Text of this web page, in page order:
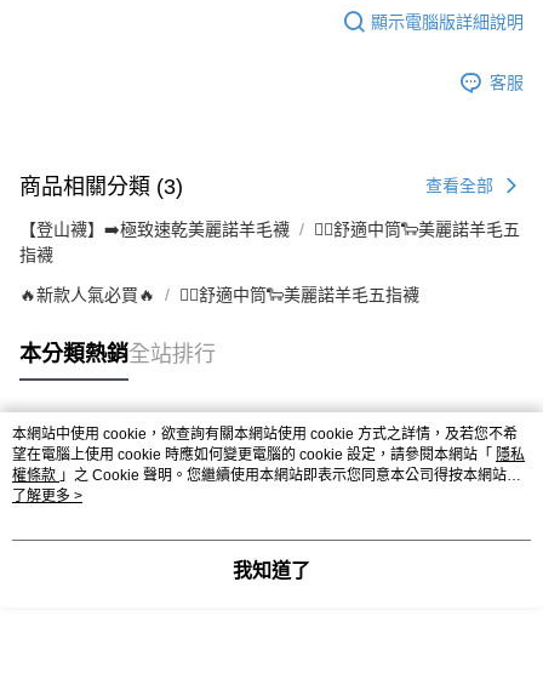
顯示電腦版詳細說明
客服
商品相關分類 (3) 查看全部
【登山襪】➡️極致速乾美麗諾羊毛襪
👉🏻舒適中筒🐑美麗諾羊毛五
指襪
🔥新款人氣必買🔥 👉🏻舒適中筒🐑美麗諾羊毛五指襪
本分類熱銷全站排行
熱門標籤
本網站中使用 cookie，欲查詢有關本網站使用 cookie 方式之詳情，及若您不希
望在電腦上使用 cookie 時應如何變更電腦的 cookie 設定，請參閱本網站「 隱私
權條款 」之 Cookie 聲明。您繼續使用本網站即表示您同意本公司得按本網站使
用條款之 Cookie 聲明使用 cookie。
了解更多 >
我知道了